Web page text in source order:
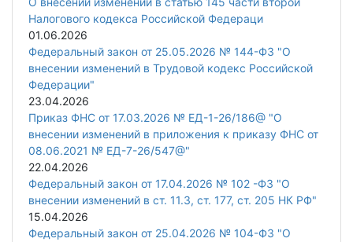
Налогового кодекса Российской Федераци
01.06.2026
Федеральный закон от 25.05.2026 № 144-ФЗ "О
внесении изменений в Трудовой кодекс Российской
Федерации"
23.04.2026
Приказ ФНС от 17.03.2026 № ЕД-1-26/186@ "О
внесении изменений в приложения к приказу ФНС от
08.06.2021 № ЕД-7-26/547@"
22.04.2026
Федеральный закон от 17.04.2026 № 102 -ФЗ "О
внесении изменений в ст. 11.3, ст. 177, ст. 205 НК РФ"
15.04.2026
Федеральный закон от 25.04.2026 № 104-ФЗ "О